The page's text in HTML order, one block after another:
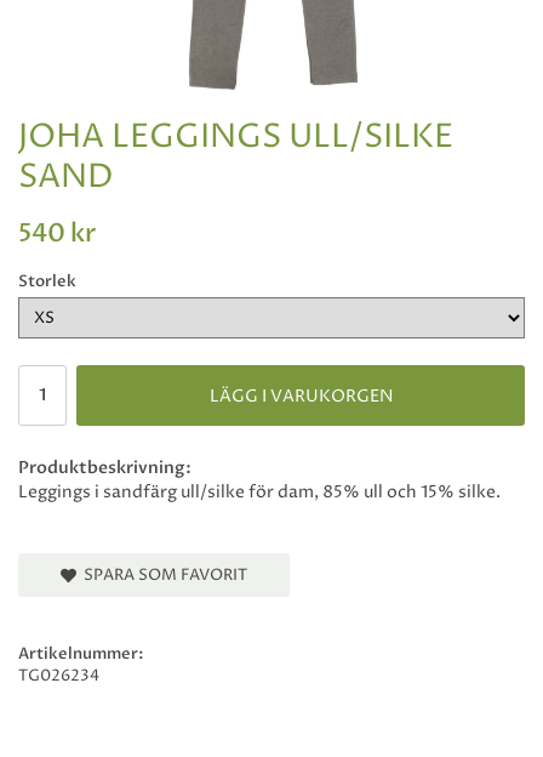
JOHA LEGGINGS ULL/SILKE
SAND
540 kr
Storlek
LÄGG I VARUKORGEN
Produktbeskrivning:
Leggings i sandfärg ull/silke för dam, 85% ull och 15% silke.
SPARA SOM FAVORIT
Artikelnummer:
TG026234